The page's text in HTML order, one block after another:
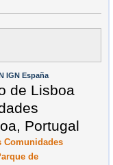
IGN España
de Lisboa
Portugal
Comunidades
de